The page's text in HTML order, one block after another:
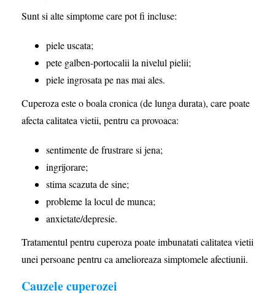
Sunt si alte simptome care pot fi incluse:
piele uscata;
pete galben-portocalii la nivelul pielii;
piele ingrosata pe nas mai ales.
Cuperoza este o boala cronica (de lunga durata), care poate
afecta calitatea vietii, pentru ca provoaca:
sentimente de frustrare si jena;
ingrijorare;
stima scazuta de sine;
probleme la locul de munca;
anxietate/depresie.
Tratamentul pentru cuperoza poate imbunatati calitatea vietii
unei persoane pentru ca amelioreaza simptomele afectiunii.
Cauzele cuperozei